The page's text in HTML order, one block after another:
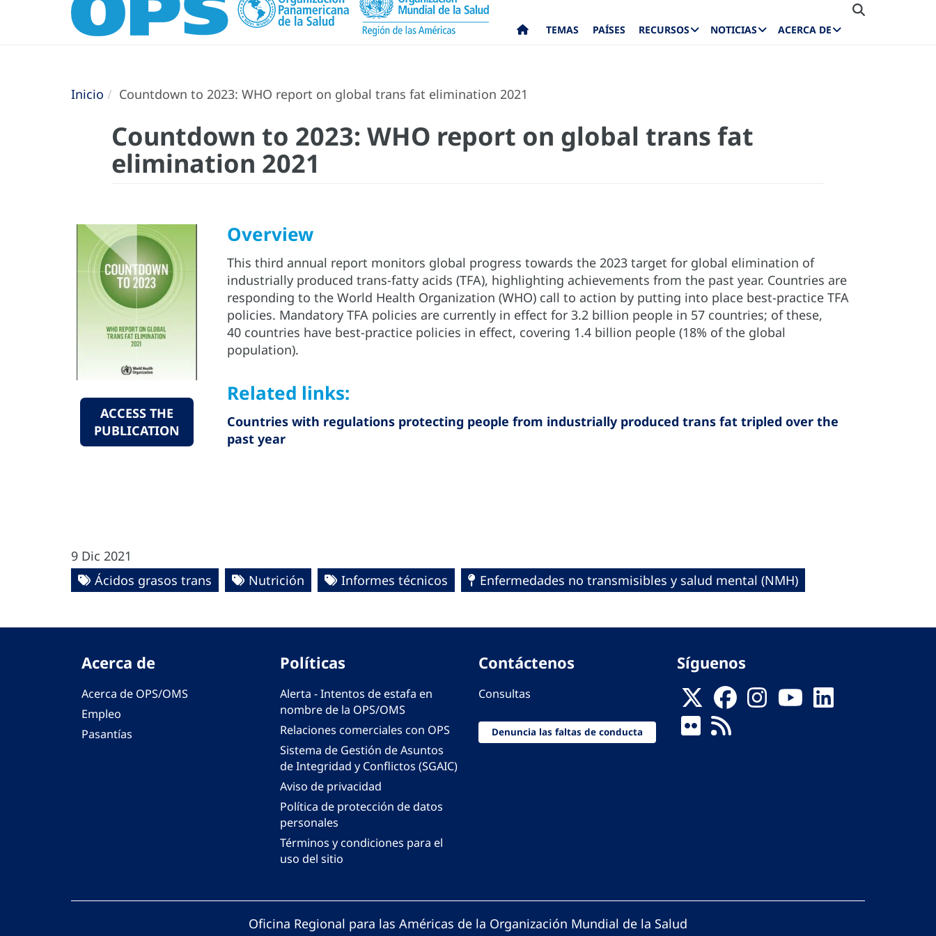
TEMAS PAÍSES RECURSOS NOTICIAS ACERCA DE
Inicio Countdown to 2023: WHO report on global trans fat elimination 2021
Countdown to 2023: WHO report on global trans fat
elimination 2021
ACCESS THE
PUBLICATION
Overview
This third annual report monitors global progress towards the 2023 target for global elimination of
industrially produced trans-fatty acids (TFA), highlighting achievements from the past year. Countries are
responding to the World Health Organization (WHO) call to action by putting into place best-practice TFA
policies. Mandatory TFA policies are currently in effect for 3.2 billion people in 57 countries; of these,
40 countries have best-practice policies in effect, covering 1.4 billion people (18% of the global
population).
Related links:
Countries with regulations protecting people from industrially produced trans fat tripled over the
past year
9 Dic 2021
Ácidos grasos trans
Nutrición Informes técnicos Enfermedades no transmisibles y salud mental (NMH)
Acerca de
Acerca de OPS/OMS
Empleo
Pasantías
Políticas
Alerta - Intentos de estafa en
nombre de la OPS/OMS
Relaciones comerciales con OPS
Sistema de Gestión de Asuntos
de Integridad y Conflictos (SGAIC)
Aviso de privacidad
Política de protección de datos
personales
Términos y condiciones para el
uso del sitio
Contáctenos
Consultas
Denuncia las faltas de conducta
Síguenos
Oficina Regional para las Américas de la Organización Mundial de la Salud